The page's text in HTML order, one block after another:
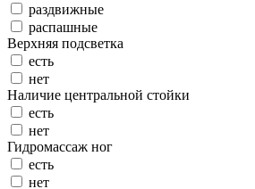
раздвижные
распашные
Верхняя подсветка
есть
нет
Наличие центральной стойки
есть
нет
Гидромассаж ног
есть
нет